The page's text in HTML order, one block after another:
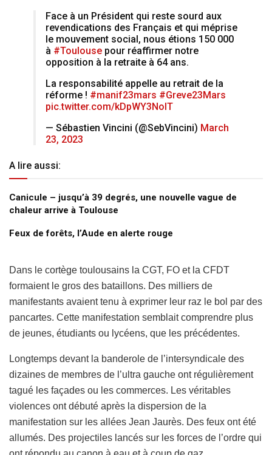
Face à un Président qui reste sourd aux
revendications des Français et qui méprise
le mouvement social, nous étions 150 000
à #Toulouse pour réaffirmer notre
opposition à la retraite à 64 ans.
La responsabilité appelle au retrait de la
réforme ! #manif23mars #Greve23Mars
pic.twitter.com/kDpWY3NolT
— Sébastien Vincini (@SebVincini) March
23, 2023
A lire aussi:
Canicule – jusqu’à 39 degrés, une nouvelle vague de
chaleur arrive à Toulouse
Feux de forêts, l’Aude en alerte rouge
Dans le cortège toulousains la CGT, FO et la CFDT
formaient le gros des bataillons. Des milliers de
manifestants avaient tenu à exprimer leur raz le bol par des
pancartes. Cette manifestation semblait comprendre plus
de jeunes, étudiants ou lycéens, que les précédentes.
Longtemps devant la banderole de l’intersyndicale des
dizaines de membres de l’ultra gauche ont régulièrement
tagué les façades ou les commerces. Les véritables
violences ont débuté après la dispersion de la
manifestation sur les allées Jean Jaurès. Des feux ont été
allumés. Des projectiles lancés sur les forces de l’ordre qui